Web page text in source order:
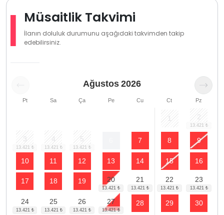
Müsaitlik Takvimi
İlanın doluluk durumunu aşağıdaki takvimden takip
edebilirsiniz.
Ağustos 2026
Pt Sa Ça Pe Cu Ct Pz
1 2
3 4 5 7 8 9
10 11 12 13 14 15 16
17 18 19 20 21 22 23
24 25 26 27 28 29 30